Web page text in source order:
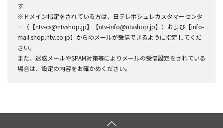
す
※ドメイン指定をされている方は、日テレポシュレカスタマーセンタ
ー（【ntv-cs@ntvshop.jp】【ntv-info@ntvshop.jp】）および【info-
mail.shop.ntv.co.jp】からのメールが受信できるように指定してくだ
さい。
また、迷惑メールやSPAM対策等によりメールの受信設定をされている
場合は、設定の内容をお確かめください。